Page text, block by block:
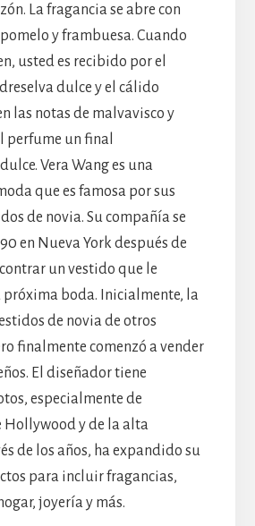
La fragancia se abre con
y frambuesa. Cuando
usted es recibido por el
dulce y el cálido
las notas de malvavisco y
perfume un final
Vera Wang es una
que es famosa por sus
de novia. Su compañía se
en Nueva York después de
un vestido que le
boda. Inicialmente, la
de novia de otros
finalmente comenzó a vender
El diseñador tiene
especialmente de
Hollywood y de la alta
de los años, ha expandido su
para incluir fragancias,
joyería y más.